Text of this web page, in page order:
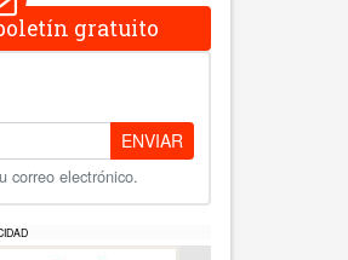
gratuito
ENVIAR
correo electrónico.